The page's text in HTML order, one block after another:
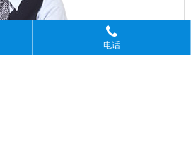
电话